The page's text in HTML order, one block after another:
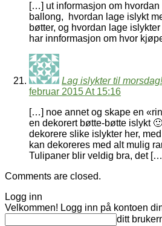
[…] ut informasjon om hvordan
ballong, hvordan lage islykt
bøtter, og hvordan lage
har innformasjon om hvor
Lag islykter til
februar 2015 At 15:16
[…] noe annet og skape en
en dekorert bøtte-bøtte islykt
dekorere slike islykter her,
kan dekoreres med alt mulig
Tulipaner blir veldig bra, det
Comments are closed.
Logg inn
Velkommen! Logg inn på kontoen
ditt